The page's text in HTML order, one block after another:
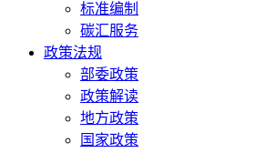
标准编制
碳汇服务
政策法规
部委政策
政策解读
地方政策
国家政策